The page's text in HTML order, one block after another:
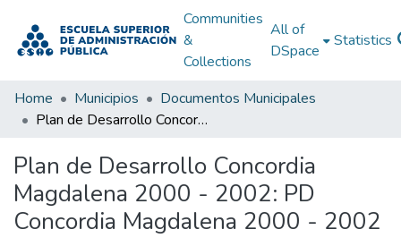
Communities
&
Collections
All of
DSpace
Statistics
Home Municipios
Documentos Municipales
Plan de Desarrollo Concordia Magdalena 2000 - 2002: PD Concordia Magdalena 2000 - 2002
Plan de Desarrollo Concordia
Magdalena 2000 - 2002: PD
Concordia Magdalena 2000 - 2002